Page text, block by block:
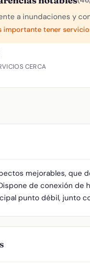
a inundaciones y
tener
CERCA
mejorables, que
de conexión de
punto débil, junto